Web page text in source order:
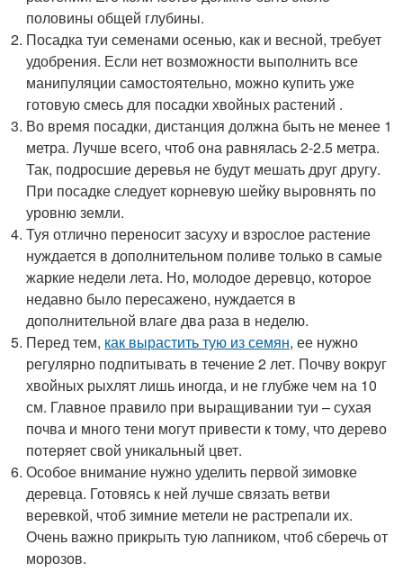
половины общей глубины.
Посадка туи семенами осенью, как и весной, требует
удобрения. Если нет возможности выполнить все
манипуляции самостоятельно, можно купить уже
готовую смесь для посадки хвойных растений .
Во время посадки, дистанция должна быть не менее 1
метра. Лучше всего, чтоб она равнялась 2-2.5 метра.
Так, подросшие деревья не будут мешать друг другу.
При посадке следует корневую шейку выровнять по
уровню земли.
Туя отлично переносит засуху и взрослое растение
нуждается в дополнительном поливе только в самые
жаркие недели лета. Но, молодое деревцо, которое
недавно было пересажено, нуждается в
дополнительной влаге два раза в неделю.
Перед тем, как вырастить тую из семян, ее нужно
регулярно подпитывать в течение 2 лет. Почву вокруг
хвойных рыхлят лишь иногда, и не глубже чем на 10
см. Главное правило при выращивании туи – сухая
почва и много тени могут привести к тому, что дерево
потеряет свой уникальный цвет.
Особое внимание нужно уделить первой зимовке
деревца. Готовясь к ней лучше связать ветви
веревкой, чтоб зимние метели не растрепали их.
Очень важно прикрыть тую лапником, чтоб сберечь от
морозов.